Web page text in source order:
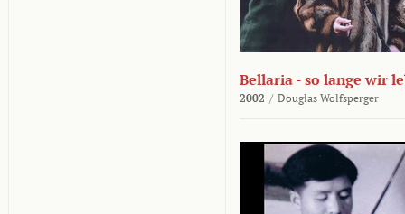
Bellaria - so lange wir
2002 / Douglas Wolfsperger